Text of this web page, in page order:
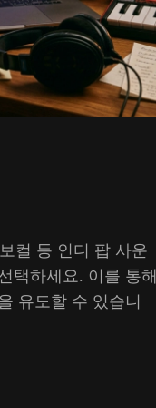
컬 등 인디 팝 사운
택하세요. 이를 통해
유도할 수 있습니